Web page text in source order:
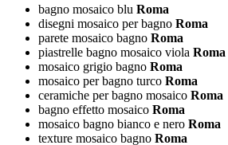
bagno mosaico blu Roma
disegni mosaico per bagno Roma
parete mosaico bagno Roma
piastrelle bagno mosaico viola Roma
mosaico grigio bagno Roma
mosaico per bagno turco Roma
ceramiche per bagno mosaico Roma
bagno effetto mosaico Roma
mosaico bagno bianco e nero Roma
texture mosaico bagno Roma